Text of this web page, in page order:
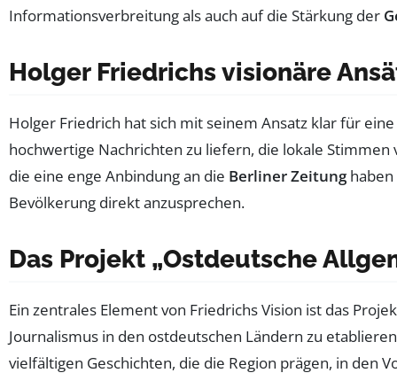
Informationsverbreitung als auch auf die Stärkung der
Holger Friedrichs visionäre
Holger Friedrich hat sich mit seinem Ansatz klar für
hochwertige Nachrichten zu liefern, die lokale
die eine enge Anbindung an die Berliner Zeitunghaben
Bevölkerung direkt anzusprechen.
Das Projekt „Ostdeutsche
Ein zentrales Element von Friedrichs Vision ist das
Journalismus in den ostdeutschen Ländern zu
vielfältigen Geschichten, die die Region prägen, in den